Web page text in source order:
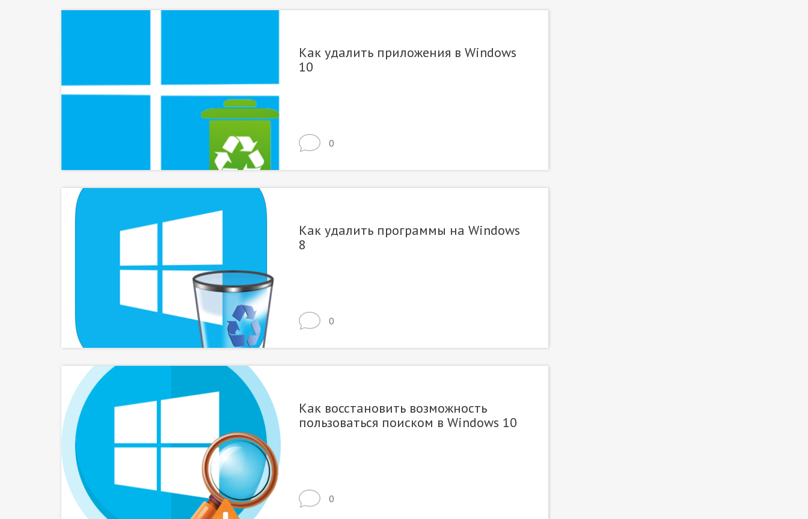
Как удалить приложения в Windows
10
0
Как удалить программы на Windows
8
0
Как восстановить возможность
пользоваться поиском в Windows 10
0